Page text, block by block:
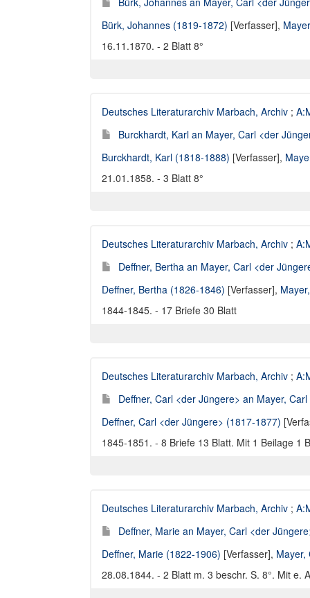
Bürk, Johannes (1819-1872) [Verfasser],
16.11.1870. - 2 Blatt 8°
Deutsches Literaturarchiv Marbach, Archiv ;
Burckhardt, Karl an Mayer, Carl <der
Burckhardt, Karl (1818-1888) [Verfasser],
21.01.1858. - 3 Blatt 8°
Deutsches Literaturarchiv Marbach, Archiv ;
Deffner, Bertha an Mayer, Carl <der
Deffner, Bertha (1826-1846) [Verfasser],
1844-1845. - 17 Briefe 30 Blatt
Deutsches Literaturarchiv Marbach, Archiv ;
Deffner, Carl <der Jüngere> an Mayer,
Deffner, Carl <der Jüngere> (1817-1877)
1845-1851. - 8 Briefe 13 Blatt. Mit 1 Beilage 1
Deutsches Literaturarchiv Marbach, Archiv ;
Deffner, Marie an Mayer, Carl <der
Deffner, Marie (1822-1906) [Verfasser], Mayer,
28.08.1844. - 2 Blatt m. 3 beschr. S. 8°. Mit e.